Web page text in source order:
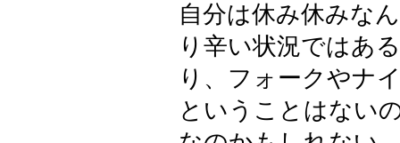
自分は休み休みな
り辛い状況ではあ
り、フォークやナ
ということはない